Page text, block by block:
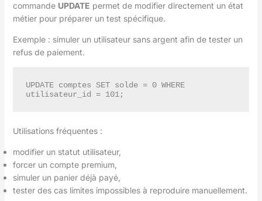
commande UPDATE permet de modifier directement un état
métier pour préparer un test spécifique.
Exemple : simuler un utilisateur sans argent afin de tester un
refus de paiement.
UPDATE comptes SET solde = 0 WHERE
utilisateur_id = 101;
Utilisations fréquentes :
modifier un statut utilisateur,
forcer un compte premium,
simuler un panier déjà payé,
tester des cas limites impossibles à reproduire manuellement.